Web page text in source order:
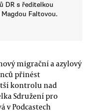
DR s ředitelkou
Faltovou.
migrační a azylový
přinést
kontrolu nad
Sdružení pro
v Podcastech